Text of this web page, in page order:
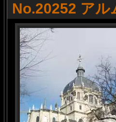
No.20252 アル